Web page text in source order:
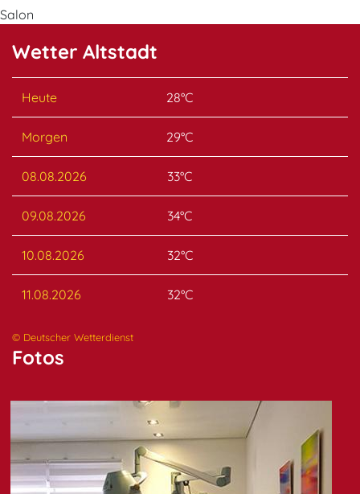
Salon
Wetter Altstadt
Heute 28°C
Morgen 29°C
08.08.2026 33°C
09.08.2026 34°C
10.08.2026 32°C
11.08.2026 32°C
© Deutscher Wetterdienst
Fotos